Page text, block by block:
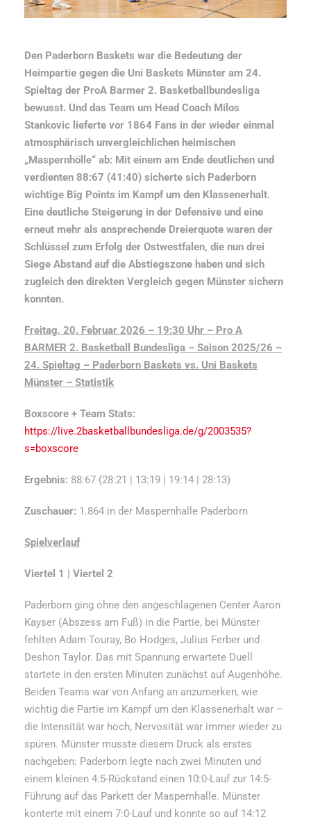
Den Paderborn Baskets war die Bedeutung der
Heimpartie gegen die Uni Baskets Münster am 24.
Spieltag der ProA Barmer 2. Basketballbundesliga
bewusst. Und das Team um Head Coach Milos
Stankovic lieferte vor 1864 Fans in der wieder einmal
atmosphärisch unvergleichlichen heimischen
„Maspernhölle“ ab: Mit einem am Ende deutlichen und
verdienten 88:67 (41:40) sicherte sich Paderborn
wichtige Big Points im Kampf um den Klassenerhalt.
Eine deutliche Steigerung in der Defensive und eine
erneut mehr als ansprechende Dreierquote waren der
Schlüssel zum Erfolg der Ostwestfalen, die nun drei
Siege Abstand auf die Abstiegszone haben und sich
zugleich den direkten Vergleich gegen Münster sichern
konnten.
Freitag, 20. Februar 2026 – 19:30 Uhr – Pro A
BARMER 2. Basketball Bundesliga – Saison 2025/26 –
24. Spieltag – Paderborn Baskets vs. Uni Baskets
Münster – Statistik
Boxscore + Team Stats:
https://live.2basketballbundesliga.de/g/2003535?
s=boxscore
Ergebnis: 88:67 (28:21 | 13:19 | 19:14 | 28:13)
Zuschauer: 1.864 in der Maspernhalle Paderborn
Spielverlauf
Viertel 1 | Viertel 2
Paderborn ging ohne den angeschlagenen Center Aaron
Kayser (Abszess am Fuß) in die Partie, bei Münster
fehlten Adam Touray, Bo Hodges, Julius Ferber und
Deshon Taylor. Das mit Spannung erwartete Duell
startete in den ersten Minuten zunächst auf Augenhöhe.
Beiden Teams war von Anfang an anzumerken, wie
wichtig die Partie im Kampf um den Klassenerhalt war –
die Intensität war hoch, Nervosität war immer wieder zu
spüren. Münster musste diesem Druck als erstes
nachgeben: Paderborn legte nach zwei Minuten und
einem kleinen 4:5-Rückstand einen 10:0-Lauf zur 14:5-
Führung auf das Parkett der Maspernhalle. Münster
konterte mit einem 7:0-Lauf und konnte so auf 14:12